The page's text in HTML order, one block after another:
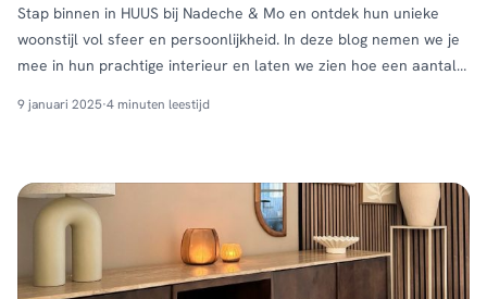
Stap binnen in HUUS bij Nadeche & Mo en ontdek hun unieke
woonstijl vol sfeer en persoonlijkheid. In deze blog nemen we je
mee in hun prachtige interieur en laten we zien hoe een aantal
geheel. Kijkje in HUUS bij Nadeche & Mo betekent genieten van
9 januari 2025·4 minuten leestijd